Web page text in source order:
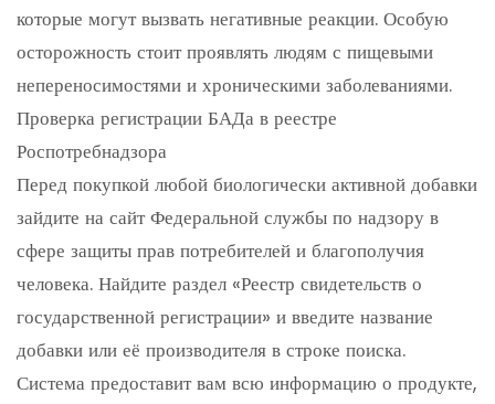
которые могут вызвать негативные реакции. Особую
осторожность стоит проявлять людям с пищевыми
непереносимостями и хроническими заболеваниями.
Проверка регистрации БАДа в реестре
Роспотребнадзора
Перед покупкой любой биологически активной добавки
зайдите на сайт Федеральной службы по надзору в
сфере защиты прав потребителей и благополучия
человека. Найдите раздел «Реестр свидетельств о
государственной регистрации» и введите название
добавки или её производителя в строке поиска.
Система предоставит вам всю информацию о продукте,